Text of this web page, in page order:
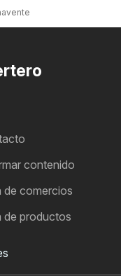
contenido
de comercios
de productos